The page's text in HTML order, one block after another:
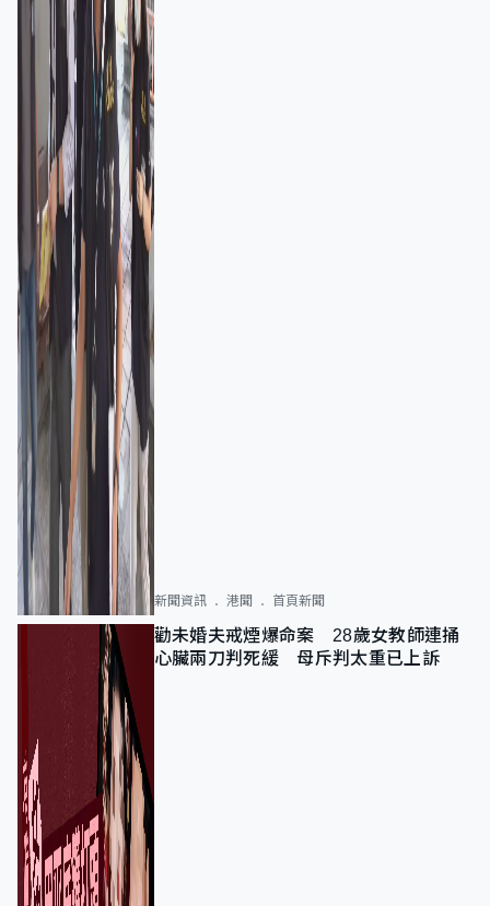
新聞資訊 港聞 首頁新聞
勸未婚夫戒煙爆命案 28歲女教師連捅
心臟兩刀判死緩 母斥判太重已上訴